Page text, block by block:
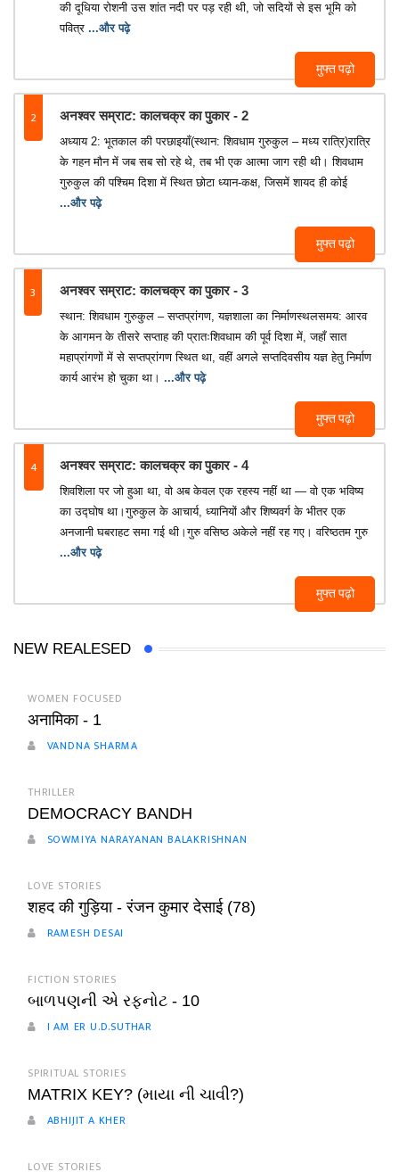
मुफ्त पढ़ो
की दूधिया रोशनी उस शांत नदी पर पड़ रही थी, जो सदियों से इस भूमि को
पवित्र ...और पढ़े
2 अनश्वर सम्राट: कालचक्र का पुकार - 2
मुफ्त पढ़ो
अध्याय 2: भूतकाल की परछाइयाँ(स्थान: शिवधाम गुरुकुल – मध्य रात्रि)रात्रि
के गहन मौन में जब सब सो रहे थे, तब भी एक आत्मा जाग रही थी। शिवधाम
गुरुकुल की पश्चिम दिशा में स्थित छोटा ध्यान-कक्ष, जिसमें शायद ही कोई
...और पढ़े
3 अनश्वर सम्राट: कालचक्र का पुकार - 3
मुफ्त पढ़ो
स्थान: शिवधाम गुरुकुल – सप्तप्रांगण, यज्ञशाला का निर्माणस्थलसमय: आरव
के आगमन के तीसरे सप्ताह की प्रातःशिवधाम की पूर्व दिशा में, जहाँ सात
महाप्रांगणों में से सप्तप्रांगण स्थित था, वहीं अगले सप्तदिवसीय यज्ञ हेतु निर्माण
कार्य आरंभ हो चुका था। ...और पढ़े
4 अनश्वर सम्राट: कालचक्र का पुकार - 4
मुफ्त पढ़ो
शिवशिला पर जो हुआ था, वो अब केवल एक रहस्य नहीं था — वो एक भविष्य
का उद्घोष था।गुरुकुल के आचार्य, ध्यानियों और शिष्यवर्ग के भीतर एक
अनजानी घबराहट समा गई थी।गुरु वसिष्ठ अकेले नहीं रह गए। वरिष्ठतम गुरु
...और पढ़े
NEW REALESED
WOMEN FOCUSED
अनामिका - 1
VANDNA SHARMA
THRILLER
DEMOCRACY BANDH
SOWMIYA NARAYANAN BALAKRISHNAN
LOVE STORIES
शहद की गुड़िया - रंजन कुमार देसाई (78)
RAMESH DESAI
FICTION STORIES
બાળપણની એ રફનોટ - 10
I AM ER U.D.SUTHAR
SPIRITUAL STORIES
MATRIX KEY? (માયા ની ચાવી?)
ABHIJIT A KHER
LOVE STORIES